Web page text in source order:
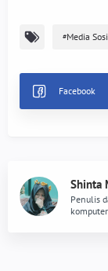
Media
Shinta
Penulis